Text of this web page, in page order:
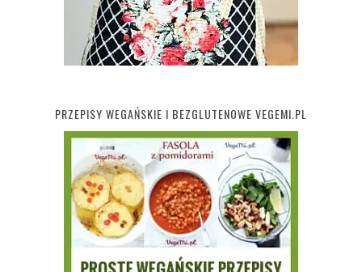
PRZEPISY WEGAŃSKIE I BEZGLUTENOWE VEGEMI.PL